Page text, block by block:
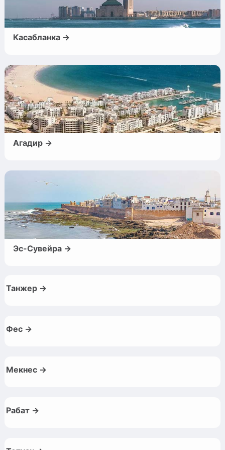
Касабланка →
Агадир →
Эс-Сувейра →
Танжер →
Фес →
Мекнес →
Рабат →